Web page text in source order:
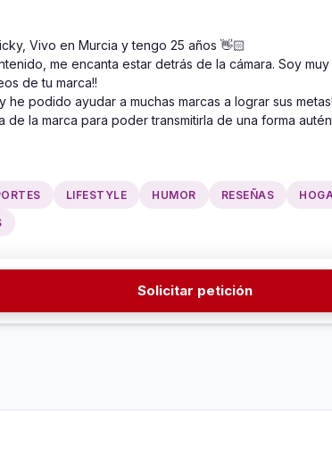
Vivo en Murcia y tengo 25 años 👋🏻
me encanta estar detrás de la cámara. Soy muy
de tu marca!!
podido ayudar a muchas marcas a lograr sus metas!
la marca para poder transmitirla de una forma
LIFESTYLE HUMOR RESEÑAS
Solicitar petición